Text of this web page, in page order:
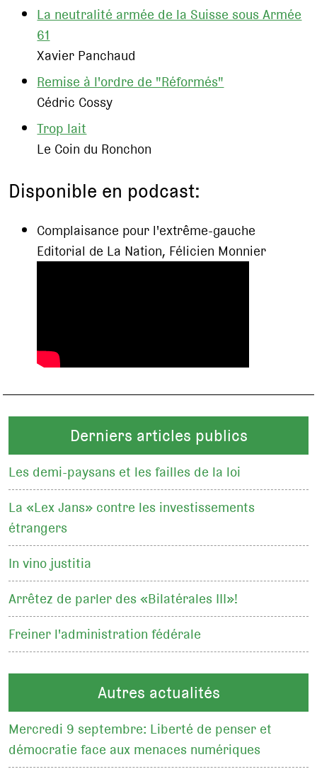
La neutralité armée de la Suisse sous Armée
61
Xavier Panchaud
Remise à l'ordre de "Réformés"
Cédric Cossy
Trop lait
Le Coin du Ronchon
Disponible en podcast:
Complaisance pour l'extrême-gauche
Editorial de La Nation, Félicien Monnier
Derniers articles publics
Les demi-paysans et les failles de la loi
La «Lex Jans» contre les investissements
étrangers
In vino justitia
Arrêtez de parler des «Bilatérales III»!
Freiner l'administration fédérale
Autres actualités
Mercredi 9 septembre: Liberté de penser et
démocratie face aux menaces numériques